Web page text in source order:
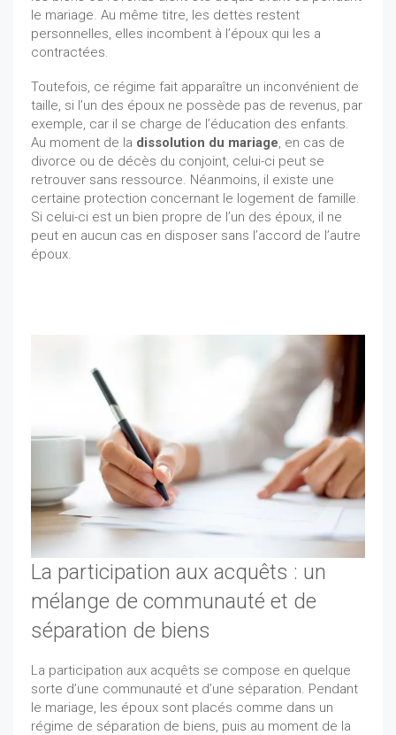
le mariage. Au même titre, les dettes restent
personnelles, elles incombent à l’époux qui les a
contractées.
Toutefois, ce régime fait apparaître un inconvénient de
taille, si l’un des époux ne possède pas de revenus, par
exemple, car il se charge de l’éducation des enfants.
Au moment de la dissolution du mariage, en cas de
divorce ou de décès du conjoint, celui-ci peut se
retrouver sans ressource. Néanmoins, il existe une
certaine protection concernant le logement de famille.
Si celui-ci est un bien propre de l’un des époux, il ne
peut en aucun cas en disposer sans l’accord de l’autre
époux.
La participation aux acquêts : un
mélange de communauté et de
séparation de biens
La participation aux acquêts se compose en quelque
sorte d’une communauté et d’une séparation. Pendant
le mariage, les époux sont placés comme dans un
régime de séparation de biens, puis au moment de la